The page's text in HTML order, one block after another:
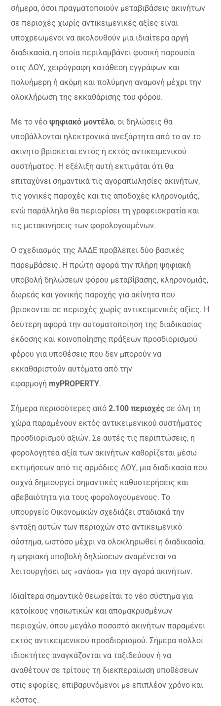
σήμερα, όσοι πραγματοποιούν μεταβιβάσεις ακινήτων
σε περιοχές χωρίς αντικειμενικές αξίες είναι
υποχρεωμένοι να ακολουθούν μια ιδιαίτερα αργή
διαδικασία, η οποία περιλαμβάνει φυσική παρουσία
στις ΔΟΥ, χειρόγραφη κατάθεση εγγράφων και
πολυήμερη ή ακόμη και πολύμηνη αναμονή μέχρι την
ολοκλήρωση της εκκαθάρισης του φόρου.
Με το νέοψηφιακό μοντέλο, οι δηλώσεις θα
υποβάλλονται ηλεκτρονικά ανεξάρτητα από το αν το
ακίνητο βρίσκεται εντός ή εκτός αντικειμενικού
συστήματος. Η εξέλιξη αυτή εκτιμάται ότι θα
επιταχύνει σημαντικά τις αγοραπωλησίες ακινήτων,
τις γονικές παροχές και τις αποδοχές κληρονομιάς,
ενώ παράλληλα θα περιορίσει τη γραφειοκρατία και
τις μετακινήσεις των φορολογουμένων.
Ο σχεδιασμός της ΑΑΔΕ προβλέπει δύο βασικές
παρεμβάσεις. Η πρώτη αφορά την πλήρη ψηφιακή
υποβολή δηλώσεων φόρου μεταβίβασης, κληρονομιάς,
δωρεάς και γονικής παροχής για ακίνητα που
βρίσκονται σε περιοχές χωρίς αντικειμενικές αξίες. Η
δεύτερη αφορά την αυτοματοποίηση της διαδικασίας
έκδοσης και κοινοποίησης πράξεων προσδιορισμού
φόρου για υποθέσεις που δεν μπορούν να
εκκαθαριστούν αυτόματα από την
εφαρμογή myPROPERTY.
Σήμερα περισσότερες από2.100 περιοχές σε όλη τη
χώρα παραμένουν εκτός αντικειμενικού συστήματος
προσδιορισμού αξιών. Σε αυτές τις περιπτώσεις, η
φορολογητέα αξία των ακινήτων καθορίζεται μέσω
εκτιμήσεων από τις αρμόδιες ΔΟΥ, μια διαδικασία που
συχνά δημιουργεί σημαντικές καθυστερήσεις και
αβεβαιότητα για τους φορολογούμενους. Το
υπουργείο Οικονομικών σχεδιάζει σταδιακά την
ένταξη αυτών των περιοχών στο αντικειμενικό
σύστημα, ωστόσο μέχρι να ολοκληρωθεί η διαδικασία,
η ψηφιακή υποβολή δηλώσεων αναμένεται να
λειτουργήσει ως «ανάσα» για την αγορά ακινήτων.
Ιδιαίτερα σημαντικό θεωρείται το νέο σύστημα για
κατοίκους νησιωτικών και απομακρυσμένων
περιοχών, όπου μεγάλο ποσοστό ακινήτων παραμένει
εκτός αντικειμενικού προσδιορισμού. Σήμερα πολλοί
ιδιοκτήτες αναγκάζονται να ταξιδεύουν ή να
αναθέτουν σε τρίτους τη διεκπεραίωση υποθέσεων
στις εφορίες, επιβαρυνόμενοι με επιπλέον χρόνο και
κόστος.